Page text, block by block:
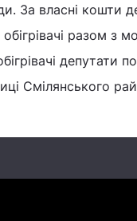
За власні кошти
обігрівачі разом
депутати
Смілянського